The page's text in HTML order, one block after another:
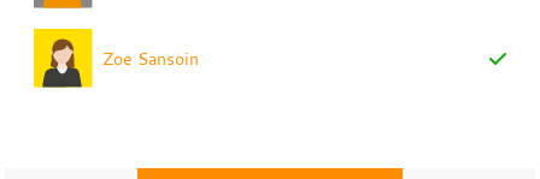
Zoe Sansoin